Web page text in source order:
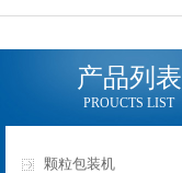
产品列表
PROUCTS LIST
颗粒包装机